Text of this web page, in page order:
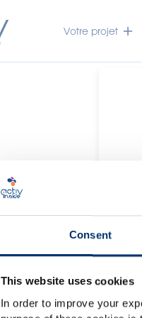
Consent
This website uses cookies
In order to improve your
Votre projet